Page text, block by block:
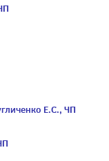
Е.С., ЧП